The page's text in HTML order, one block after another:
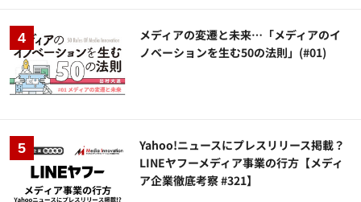
メディアの変遷と未来…「メディアのイ
ノベーションを生む50の法則」(#01)
Yahoo!ニュースにプレスリリース掲載？
LINEヤフーメディア事業の行方【メディ
ア企業徹底考察 #321】